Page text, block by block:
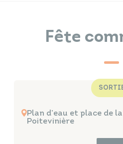
Fête
Plan d’eau et place de
Poitevinière